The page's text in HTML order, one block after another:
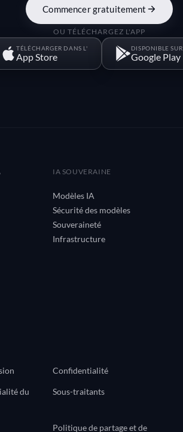
Commencer gratuitement
OU TÉLÉCHARGEZ L'APP
TÉLÉCHARGER DANS L'
App Store
DISPONIBLE SUR
Google Play
IA SOUVERAINE
Modèles IA
Sécurité des modèles
Souveraineté
Infrastructure
Confidentialité
du
Sous-traitants
Politique de partage et de